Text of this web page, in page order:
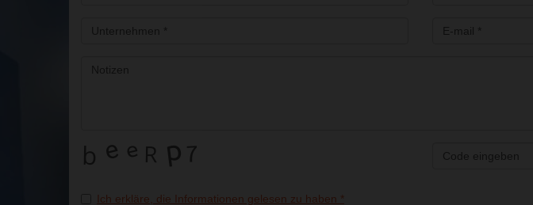
Ich erkläre, die Informationen gelesen zu haben *